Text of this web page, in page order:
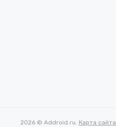
2026 © Addroid.ru. Карта сайта